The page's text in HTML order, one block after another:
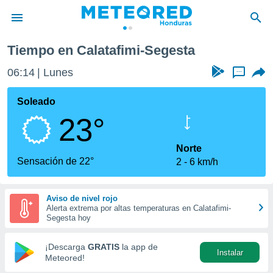
de
ha sido
calidad.
a este
las
y
forma
digital
basada
Tiempo en Calatafimi-Segesta
06:14 Lunes ...
Soleado
23°
Sensación de 22°
Norte
2
6 km/h
Aviso de nivel rojo
Alerta extrema por altas temperaturas en Calatafimi-
Segesta hoy
¡Descarga GRATIS la app de
Meteored!
Instalar